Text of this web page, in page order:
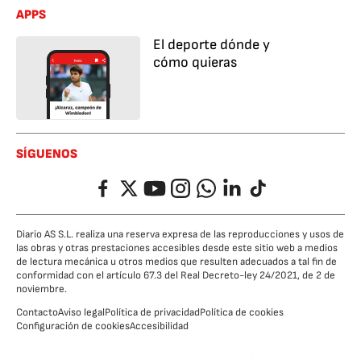
APPS
El deporte dónde y
cómo quieras
SÍGUENOS
FacebookTwitterYouTubeInstagramWhatsappLinkedIn
TikTok
Diario AS S.L. realiza una reserva expresa de las reproducciones y usos de
las obras y otras prestaciones accesibles desde este sitio web a medios
de lectura mecánica u otros medios que resulten adecuados a tal fin de
conformidad con el artículo 67.3 del Real Decreto-ley 24/2021, de 2 de
noviembre.
ContactoAviso legalPolítica de privacidadPolítica de cookies
Configuración de cookiesAccesibilidad